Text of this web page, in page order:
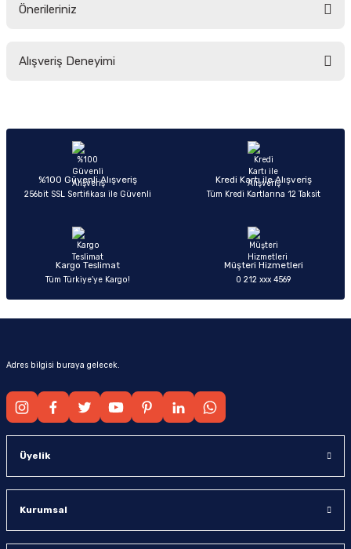
Önerileriniz
yetersiz gördüğünüz noktaları öneri formunu kullanarak tarafımıza
Ürün açıklamasında eksik bilgiler bulunuyor.
Ürün bilgilerinde hatalar bulunuyor.
Ürün fiyatı diğer sitelerden daha pahalı.
Alışveriş Deneyimi
Sitemize ilk yorumu siz yapın!
%100 Güvenli Alışveriş
256bit SSL Sertifikası ile Güvenli
Kredi Kartı ile Alışveriş
Tüm Kredi Kartlarına 12 Taksit
Kargo Teslimat
Tüm Türkiye’ye Kargo!
Müşteri Hizmetleri
0 212 xxx 4569
Adres bilgisi buraya gelecek.
Üyelik
Kurumsal